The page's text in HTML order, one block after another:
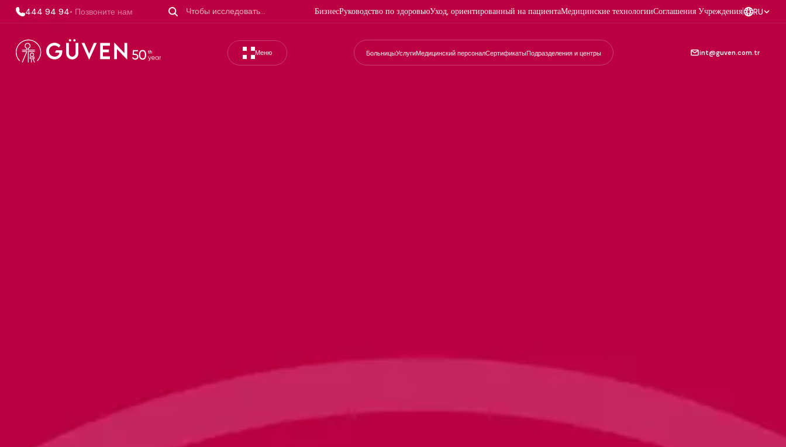
444 94 94• Позвоните нам БизнесРуководство по здоровьюУход, ориентированный на пациентаМедицинские технологииСоглашения Учреждения| RU
Меню БольницыУслугиМедицинский персоналСертификатыПодразделения и центры int@guven.com.tr